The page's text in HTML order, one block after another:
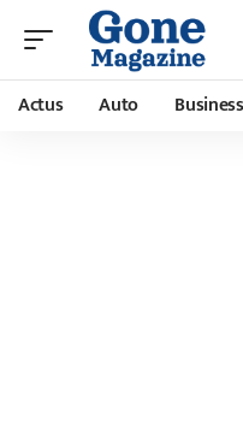
Actus Auto Business